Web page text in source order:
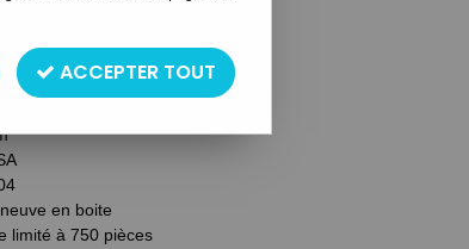
en boite
limité à 750 pièces
ACCEPTER TOUT